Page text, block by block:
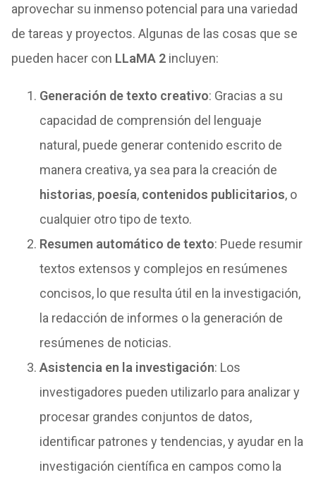
aprovechar su inmenso potencial para una variedad
de tareas y proyectos. Algunas de las cosas que se
pueden hacer con LLaMA 2incluyen:
Generación de texto creativo: Gracias a su
capacidad de comprensión del lenguaje
natural, puede generar contenido escrito de
manera creativa, ya sea para la creación de
historias, poesía, contenidos publicitarios, o
cualquier otro tipo de texto.
Resumen automático de texto: Puede resumir
textos extensos y complejos en resúmenes
concisos, lo que resulta útil en la investigación,
la redacción de informes o la generación de
resúmenes de noticias.
Asistencia en la investigación: Los
investigadores pueden utilizarlo para analizar y
procesar grandes conjuntos de datos,
identificar patrones y tendencias, y ayudar en la
investigación científica en campos como la